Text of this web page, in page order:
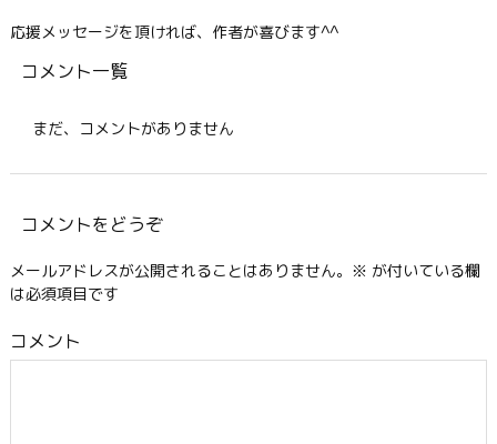
応援メッセージを頂ければ、作者が喜びます^^
コメント一覧
まだ、コメントがありません
コメントをどうぞ
メールアドレスが公開されることはありません。 ※ が付いている欄
は必須項目です
コメント